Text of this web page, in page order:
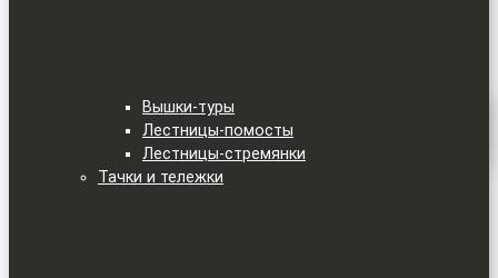
Вышки-туры
Лестницы-помосты
Лестницы-стремянки
Тачки и тележки